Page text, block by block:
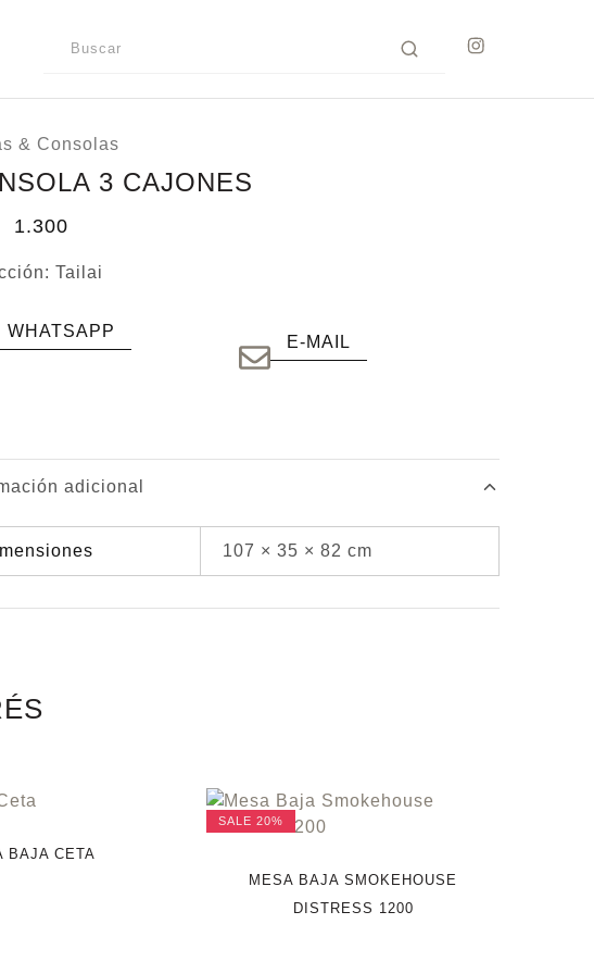
& Consolas
3 CAJONES
1.300
Tailai
WHATSAPP
E-MAIL
adicional
107 × 35 × 82 cm
BAJA CETA
SALE 20%
MESA BAJA SMOKEHOUSE
DISTRESS 1200